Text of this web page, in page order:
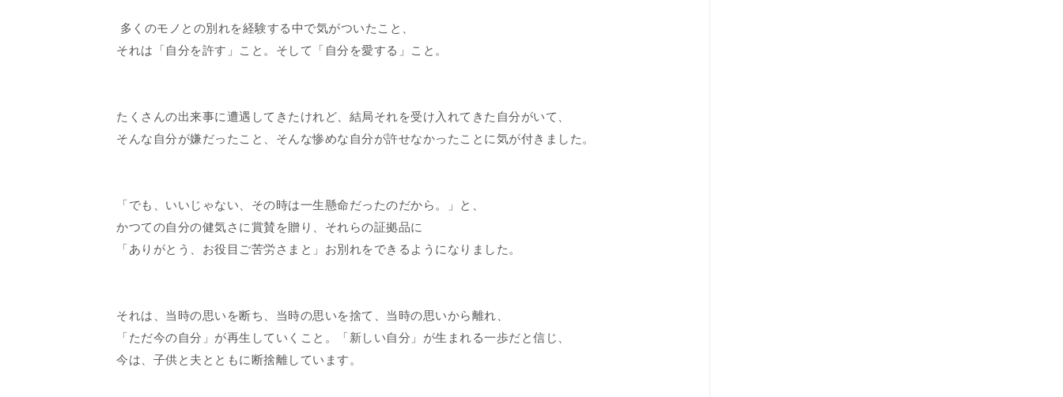
多くのモノとの別れを経験する中で気がついたこと、
それは「自分を許す」こと。そして「自分を愛する」こと。
たくさんの出来事に遭遇してきたけれど、結局それを受け入れてきた自分がいて、
そんな自分が嫌だったこと、そんな惨めな自分が許せなかったことに気が付きました。
「でも、いいじゃない、その時は一生懸命だったのだから。」と、
かつての自分の健気さに賞賛を贈り、それらの証拠品に
「ありがとう、お役目ご苦労さまと」お別れをできるようになりました。
それは、当時の思いを断ち、当時の思いを捨て、当時の思いから離れ、
「ただ今の自分」が再生していくこと。「新しい自分」が生まれる一歩だと信じ、
今は、子供と夫とともに断捨離しています。